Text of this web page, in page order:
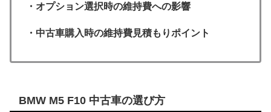
・オプション選択時の維持費への影響
・中古車購入時の維持費見積もりポイント
BMW M5 F10 中古車の選び方